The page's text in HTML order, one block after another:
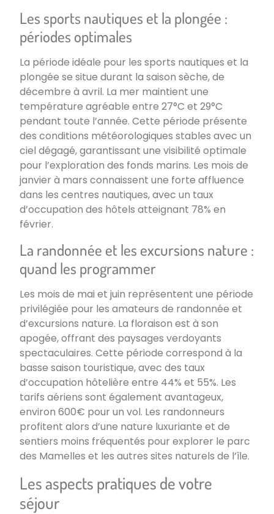
Les sports nautiques et la plongée :
périodes optimales
La période idéale pour les sports nautiques et la
plongée se situe durant la saison sèche, de
décembre à avril. La mer maintient une
température agréable entre 27°C et 29°C
pendant toute l’année. Cette période présente
des conditions météorologiques stables avec un
ciel dégagé, garantissant une visibilité optimale
pour l’exploration des fonds marins. Les mois de
janvier à mars connaissent une forte affluence
dans les centres nautiques, avec un taux
d’occupation des hôtels atteignant 78% en
février.
La randonnée et les excursions nature :
quand les programmer
Les mois de mai et juin représentent une période
privilégiée pour les amateurs de randonnée et
d’excursions nature. La floraison est à son
apogée, offrant des paysages verdoyants
spectaculaires. Cette période correspond à la
basse saison touristique, avec des taux
d’occupation hôtelière entre 44% et 55%. Les
tarifs aériens sont également avantageux,
environ 600€ pour un vol. Les randonneurs
profitent alors d’une nature luxuriante et de
sentiers moins fréquentés pour explorer le parc
des Mamelles et les autres sites naturels de l’île.
Les aspects pratiques de votre
séjour